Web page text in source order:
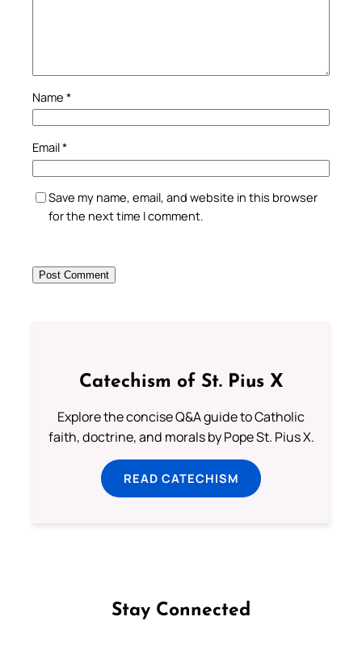
Name *
Email*
Save my name, email, and website in this browser
for the next time I comment.
Catechism of St. Pius X
Explore the concise Q&A guide to Catholic
faith, doctrine, and morals by Pope St. Pius X.
READ CATECHISM
Stay Connected